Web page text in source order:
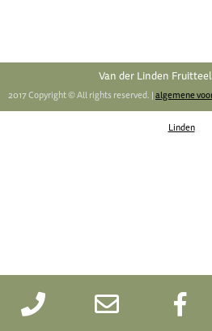
Van der Linden
2017 Copyright © All rights reserved. |algemene
Linden